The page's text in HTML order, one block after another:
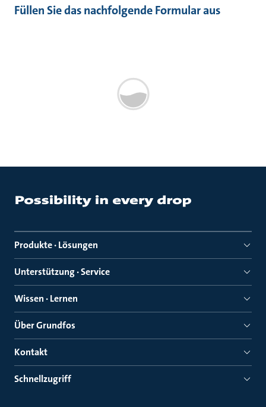
Füllen Sie das nachfolgende Formular aus
Produkte · Lösungen
Unterstützung · Service
Wissen · Lernen
Über Grundfos
Kontakt
Schnellzugriff